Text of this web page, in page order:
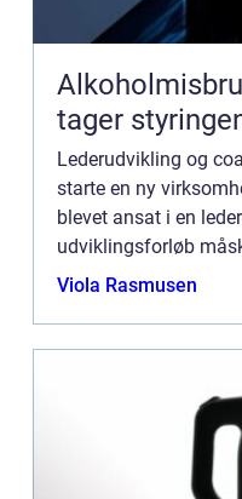
Alkoholmisbrug når
tager
Lederudvikling og
starte en ny
blevet ansat i en
udviklingsforløb
dig, til at udvikle dine
Viola Rasmusen